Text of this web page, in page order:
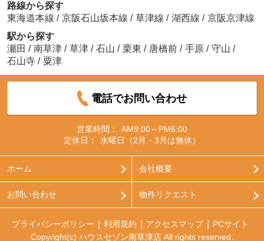
路線から探す
東海道本線 / 京阪石山坂本線 / 草津線 / 湖西線 / 京阪京津線
駅から探す
瀬田 / 南草津 / 草津 / 石山 / 栗東 / 唐橋前 / 手原 / 守山 /
石山寺 / 粟津
電話でお問い合わせ
営業時間：
AM9:00～PM6:00
定休日：
水曜日（2月・3月は無休）
ホーム 会社概要
お問い合わせ 物件リクエスト
プライバシーポリシー 利用規約 アクセスマップ
PCサイト
Copyright(c) ハウスセゾン南草津店 All rights reserved.